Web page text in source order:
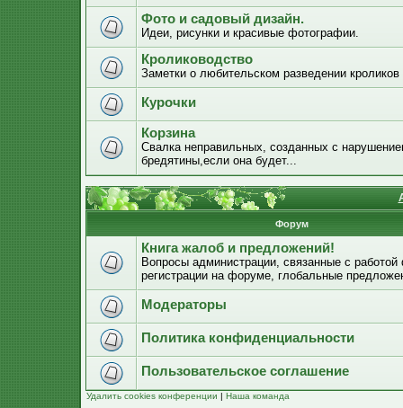
Фото и садовый дизайн.
Идеи, рисунки и красивые фотографии.
Кролиководство
Заметки о любительском разведении кроликов
Курочки
Корзина
Свалка неправильных, созданных с
бредятины,если она будет...
Форум
Книга жалоб и предложений!
Вопросы администрации, связанные с
регистрации на форуме, глобальные
Модераторы
Политика конфиденциальности
Пользовательское соглашение
Удалить cookies конференции | Наша команда